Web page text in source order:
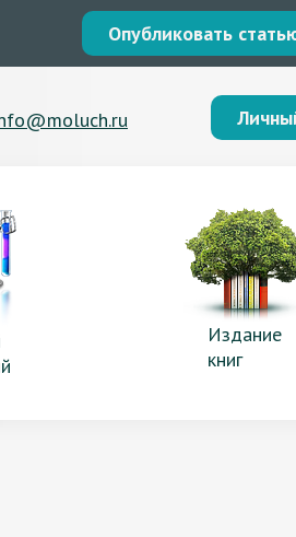
Опубликовать
Издание
книг